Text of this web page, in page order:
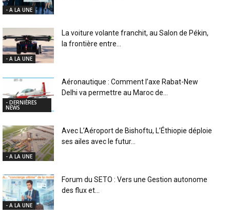
- A LA UNE
- A LA UNE
La voiture volante franchit, au Salon de Pékin,
la frontière entre...
- DERNIÈRES
NEWS
Aéronautique : Comment l’axe Rabat-New
Delhi va permettre au Maroc de...
- A LA UNE
Avec L’Aéroport de Bishoftu, L’Éthiopie déploie
ses ailes avec le futur...
- A LA UNE
Forum du SETO : Vers une Gestion autonome
des flux et...